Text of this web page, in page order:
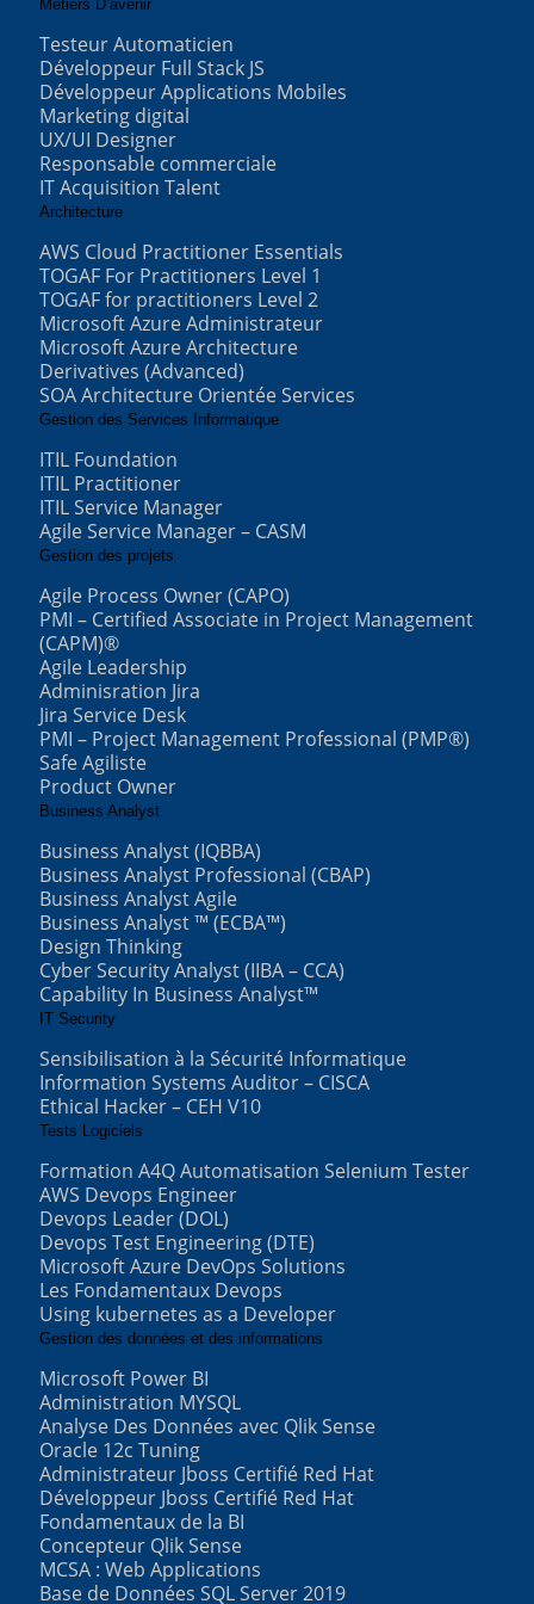
Métiers D’avenir
Testeur Automaticien
Développeur Full Stack JS
Développeur Applications Mobiles
Marketing digital
UX/UI Designer
Responsable commerciale
IT Acquisition Talent
Architecture
AWS Cloud Practitioner Essentials
TOGAF For Practitioners Level 1
TOGAF for practitioners Level 2
Microsoft Azure Administrateur
Microsoft Azure Architecture
Derivatives (Advanced)
SOA Architecture Orientée Services
Gestion des Services Informatique
ITIL Foundation
ITIL Practitioner
ITIL Service Manager
Agile Service Manager – CASM
Gestion des projets
Agile Process Owner (CAPO)
PMI – Certified Associate in Project Management
(CAPM)®
Agile Leadership
Adminisration Jira
Jira Service Desk
PMI – Project Management Professional (PMP®)
Safe Agiliste
Product Owner
Business Analyst
Business Analyst (IQBBA)
Business Analyst Professional (CBAP)
Business Analyst Agile
Business Analyst ™ (ECBA™)
Design Thinking
Cyber Security Analyst (IIBA – CCA)
Capability In Business Analyst™
IT Security
Sensibilisation à la Sécurité Informatique
Information Systems Auditor – CISCA
Ethical Hacker – CEH V10
Tests Logiciels
Formation A4Q Automatisation Selenium Tester
AWS Devops Engineer
Devops Leader (DOL)
Devops Test Engineering (DTE)
Microsoft Azure DevOps Solutions
Les Fondamentaux Devops
Using kubernetes as a Developer
Gestion des données et des informations
Microsoft Power BI
Administration MYSQL
Analyse Des Données avec Qlik Sense
Oracle 12c Tuning
Administrateur Jboss Certifié Red Hat
Développeur Jboss Certifié Red Hat
Fondamentaux de la BI
Concepteur Qlik Sense
MCSA : Web Applications
Base de Données SQL Server 2019